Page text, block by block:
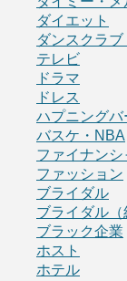
ダイエット
ダンスクラブ
テレビ
ドラマ
ドレス
ハプニングバ
バスケ・NBA
ファイナン
ファッション
ブライダル
ブライダル（
ブラック企業
ホスト
ホテル